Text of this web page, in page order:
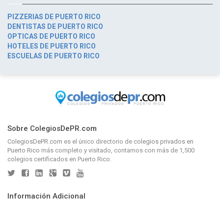
PIZZERIAS DE PUERTO RICO
DENTISTAS DE PUERTO RICO
OPTICAS DE PUERTO RICO
HOTELES DE PUERTO RICO
ESCUELAS DE PUERTO RICO
Sobre ColegiosDePR.com
ColegiosDePR.com es el único directorio de colegios privados en
Puerto Rico más completo y visitado, contamos con más de 1,500
colegios certificados en Puerto Rico.
Información Adicional